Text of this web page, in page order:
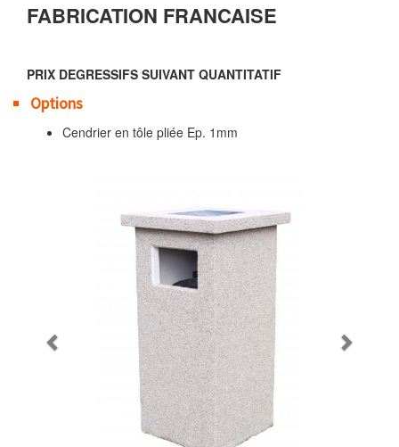
FABRICATION FRANCAISE
PRIX DEGRESSIFS SUIVANT QUANTITATIF
Options
Cendrier en tôle pliée Ep. 1mm